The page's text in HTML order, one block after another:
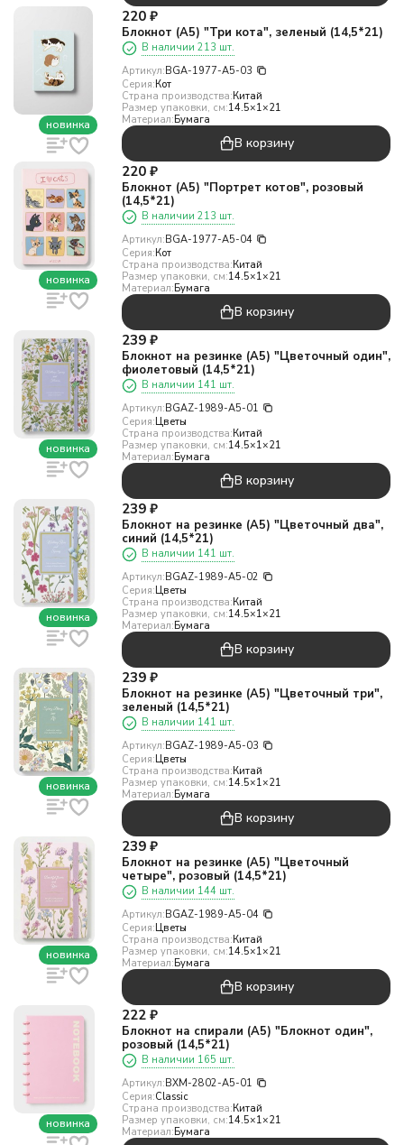
новинка
220 ₽
Блокнот (А5) "Три кота", зеленый (14,5*21)
В наличии 213 шт.
Артикул:BGA-1977-A5-03
Серия:Кот
Страна производства:Китай
Размер упаковки, см:14.5×1×21
Материал:Бумага
В корзину
новинка
220 ₽
Блокнот (А5) "Портрет котов", розовый
(14,5*21)
В наличии 213 шт.
Артикул:BGA-1977-A5-04
Серия:Кот
Страна производства:Китай
Размер упаковки, см:14.5×1×21
Материал:Бумага
В корзину
новинка
239 ₽
Блокнот на резинке (А5) "Цветочный один",
фиолетовый (14,5*21)
В наличии 141 шт.
Артикул:BGAZ-1989-A5-01
Серия:Цветы
Страна производства:Китай
Размер упаковки, см:14.5×1×21
Материал:Бумага
В корзину
новинка
239 ₽
Блокнот на резинке (А5) "Цветочный два",
синий (14,5*21)
В наличии 141 шт.
Артикул:BGAZ-1989-A5-02
Серия:Цветы
Страна производства:Китай
Размер упаковки, см:14.5×1×21
Материал:Бумага
В корзину
новинка
239 ₽
Блокнот на резинке (А5) "Цветочный три",
зеленый (14,5*21)
В наличии 141 шт.
Артикул:BGAZ-1989-A5-03
Серия:Цветы
Страна производства:Китай
Размер упаковки, см:14.5×1×21
Материал:Бумага
В корзину
новинка
239 ₽
Блокнот на резинке (А5) "Цветочный
четыре", розовый (14,5*21)
В наличии 144 шт.
Артикул:BGAZ-1989-A5-04
Серия:Цветы
Страна производства:Китай
Размер упаковки, см:14.5×1×21
Материал:Бумага
В корзину
новинка
222 ₽
Блокнот на спирали (А5) "Блокнот один",
розовый (14,5*21)
В наличии 165 шт.
Артикул:BXM-2802-A5-01
Серия:Classic
Страна производства:Китай
Размер упаковки, см:14.5×1×21
Материал:Бумага